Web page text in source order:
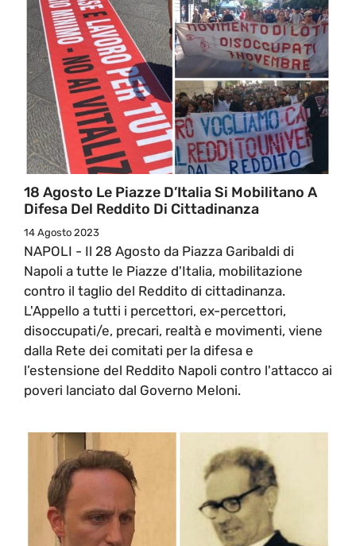
18 Agosto Le Piazze D’Italia Si Mobilitano A
Difesa Del Reddito Di Cittadinanza
14 Agosto 2023
NAPOLI - Il 28 Agosto da Piazza Garibaldi di
Napoli a tutte le Piazze d'Italia, mobilitazione
contro il taglio del Reddito di cittadinanza.
L'Appello a tutti i percettori, ex-percettori,
disoccupati/e, precari, realtà e movimenti, viene
dalla Rete dei comitati per la difesa e
l’estensione del Reddito Napoli contro l'attacco ai
poveri lanciato dal Governo Meloni.